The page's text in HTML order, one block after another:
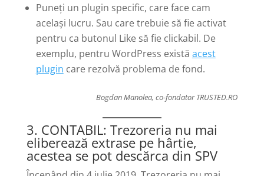
Puneți un plugin specific, care face cam
același lucru. Sau care trebuie să fie activat
pentru ca butonul Like să fie clickabil. De
exemplu, pentru WordPress există acest
plugin care rezolvă problema de fond.
Bogdan Manolea, co-fondator TRUSTED.RO
3. CONTABIL: Trezoreria nu mai
eliberează extrase pe hârtie,
acestea se pot descărca din SPV